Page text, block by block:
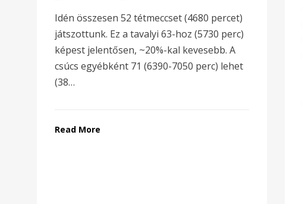
Idén összesen 52 tétmeccset (4680 percet)
játszottunk. Ez a tavalyi 63-hoz (5730 perc)
képest jelentősen, ~20%-kal kevesebb. A
csúcs egyébként 71 (6390-7050 perc) lehet
(38…
Read More